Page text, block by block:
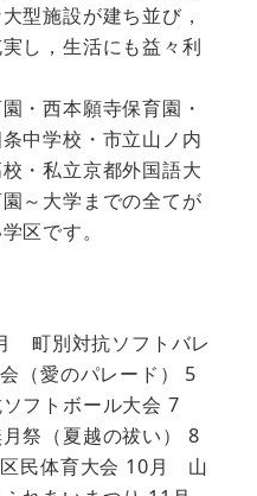
型施設が建ち並び，
し，生活にも益々利
・西本願寺保育園・
中学校・市立山ノ内
・私立京都外国語大
～大学までの全てが
区です。
町別対抗ソフトバレ
（愛のパレード） 5
フトボール大会 7
祭（夏越の祓い） 8
民体育大会 10月 山